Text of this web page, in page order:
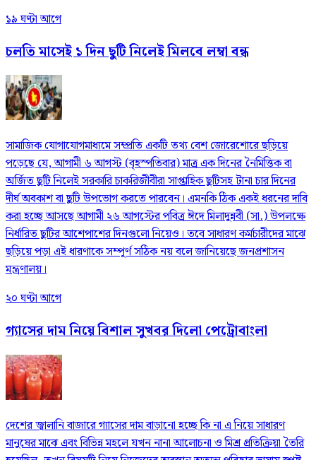
১৯ ঘণ্টা আগে
চলতি মাসেই ১ দিন ছুটি নিলেই মিলবে লম্বা বন্ধ
সামাজিক যোগাযোগমাধ্যমে সম্প্রতি একটি তথ্য বেশ জোরেশোরে ছড়িয়ে
পড়েছে যে, আগামী ৬ আগস্ট (বৃহস্পতিবার) মাত্র এক দিনের নৈমিত্তিক বা
অর্জিত ছুটি নিলেই সরকারি চাকরিজীবীরা সাপ্তাহিক ছুটিসহ টানা চার দিনের
দীর্ঘ অবকাশ বা ছুটি উপভোগ করতে পারবেন। এমনকি ঠিক একই ধরনের দাবি
করা হচ্ছে আসছে আগামী ২৬ আগস্টের পবিত্র ঈদে মিলাদুন্নবী (সা.) উপলক্ষে
নির্ধারিত ছুটির আশেপাশের দিনগুলো নিয়েও। তবে সাধারণ কর্মচারীদের মাঝে
ছড়িয়ে পড়া এই ধারণাকে সম্পূর্ণ সঠিক নয় বলে জানিয়েছে জনপ্রশাসন
মন্ত্রণালয়।
২০ ঘণ্টা আগে
গ্যাসের দাম নিয়ে বিশাল সুখবর দিলো পেট্রোবাংলা
দেশের জ্বালানি বাজারে গ্যাসের দাম বাড়ানো হচ্ছে কি না এ নিয়ে সাধারণ
মানুষের মাঝে এবং বিভিন্ন মহলে যখন নানা আলোচনা ও মিশ্র প্রতিক্রিয়া তৈরি